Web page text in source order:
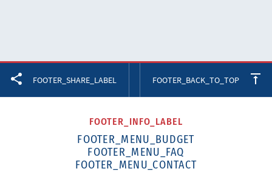
FOOTER_SHARE_LABEL FOOTER_BACK_TO_TOP
FOOTER_INFO_LABEL
FOOTER_MENU_BUDGET
FOOTER_MENU_FAQ
FOOTER_MENU_CONTACT